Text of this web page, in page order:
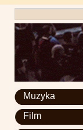
Muzyka
Film